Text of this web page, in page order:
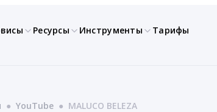
Ресурсы Инструменты Тарифы
● YouTube ● MALUCO BELEZA